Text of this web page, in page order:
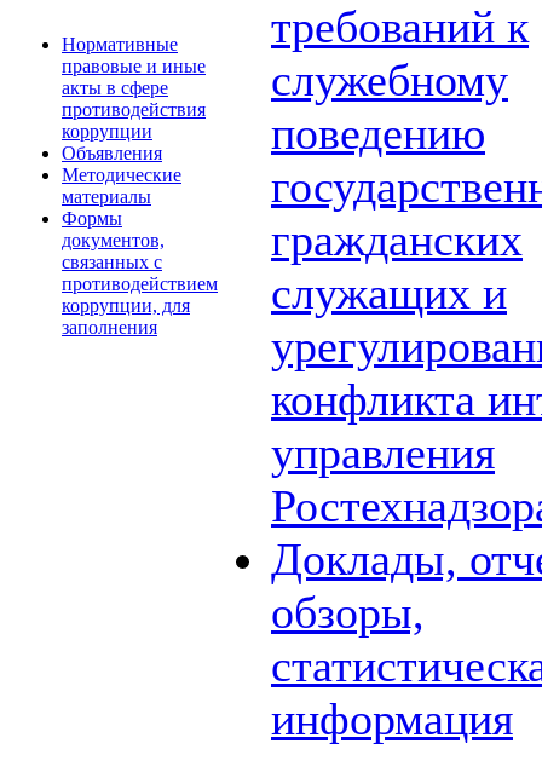
Нормативные
правовые и иные
акты в сфере
противодействия
коррупции
Объявления
Методические
материалы
Формы
документов,
связанных с
противодействием
коррупции, для
заполнения
требований к
служебному
поведению
гражданских
служащих и
конфликта
управления
Доклады,
обзоры,
информация